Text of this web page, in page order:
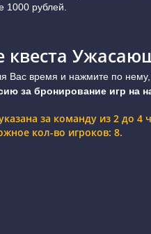
1000 рублей.
квеста
Вас время и нажмите по нему,
за бронирование игр на
за команду из 2 до
кол-во игроков: 8.